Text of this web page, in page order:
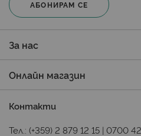
АБОНИРАМ СЕ
За нас
Онлайн магазин
Контакти
Тел.: (+359) 2 879 12 15 | 0700